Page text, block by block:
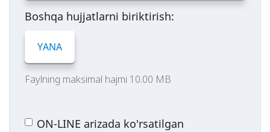
Boshqa hujjatlarni biriktirish:
YANA
Faylning maksimal hajmi 10.00 MB
ON-LINE arizada ko'rsatilgan